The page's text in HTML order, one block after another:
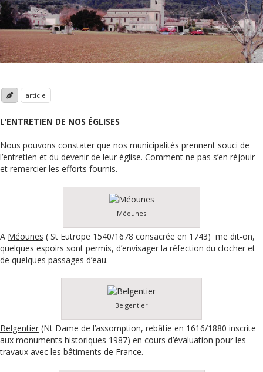
article
L’ENTRETIEN DE NOS ÉGLISES
Nous pouvons constater que nos municipalités prennent souci de
l’entretien et du devenir de leur église. Comment ne pas s’en réjouir
et remercier les efforts fournis.
Méounes
A Méounes ( St Eutrope 1540/1678 consacrée en 1743) me dit-on,
quelques espoirs sont permis, d’envisager la réfection du clocher et
de quelques passages d’eau.
Belgentier
Belgentier (Nt Dame de l’assomption, rebâtie en 1616/1880 inscrite
aux monuments historiques 1987) en cours d’évaluation pour les
travaux avec les bâtiments de France.